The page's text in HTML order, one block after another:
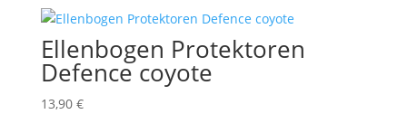
Ellenbogen Protektoren
Defence coyote
13,90 €